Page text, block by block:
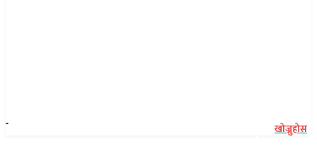
खोज्नुहोस